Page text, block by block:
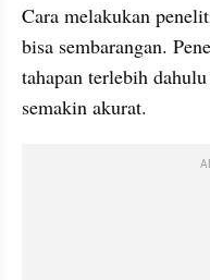
Cara melakukan
bisa sembarangan.
tahapan terlebih
semakin akurat.